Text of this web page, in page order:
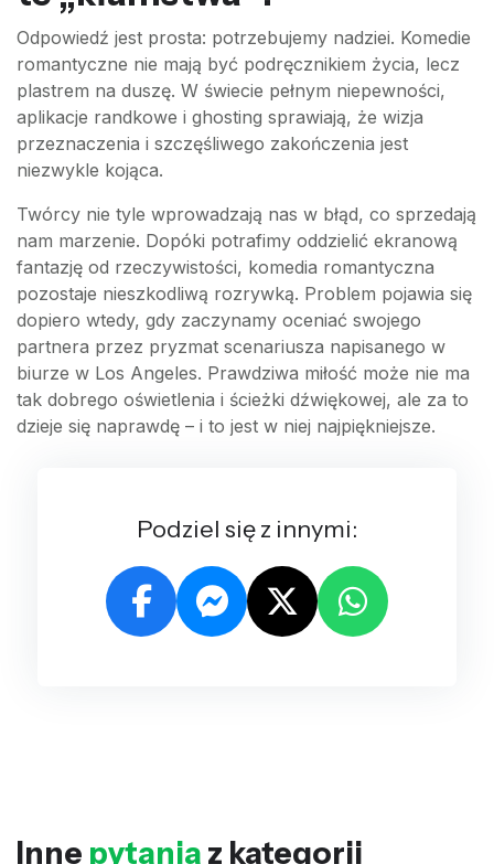
Odpowiedź jest prosta: potrzebujemy nadziei. Komedie
romantyczne nie mają być podręcznikiem życia, lecz
plastrem na duszę. W świecie pełnym niepewności,
aplikacje randkowe i ghosting sprawiają, że wizja
przeznaczenia i szczęśliwego zakończenia jest
niezwykle kojąca.
Twórcy nie tyle wprowadzają nas w błąd, co sprzedają
nam marzenie. Dopóki potrafimy oddzielić ekranową
fantazję od rzeczywistości, komedia romantyczna
pozostaje nieszkodliwą rozrywką. Problem pojawia się
dopiero wtedy, gdy zaczynamy oceniać swojego
partnera przez pryzmat scenariusza napisanego w
biurze w Los Angeles. Prawdziwa miłość może nie ma
tak dobrego oświetlenia i ścieżki dźwiękowej, ale za to
dzieje się naprawdę – i to jest w niej najpiękniejsze.
Podziel się z innymi:
Inne pytania z kategorii